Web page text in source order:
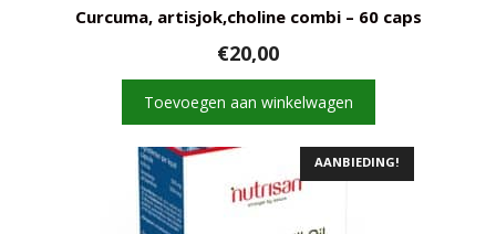
Curcuma, artisjok,choline combi – 60 caps
€20,00
Toevoegen aan winkelwagen
AANBIEDING!